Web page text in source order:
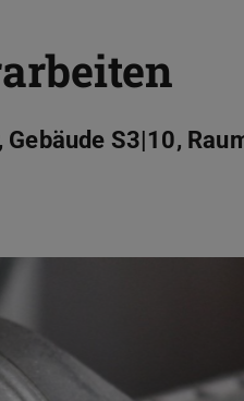
S3|10,